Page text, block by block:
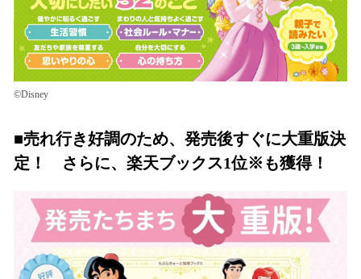
©Disney
■売れ行き好調のため、発売後すぐに大重版決
定！ さらに、楽天ブックス1位※も獲得！